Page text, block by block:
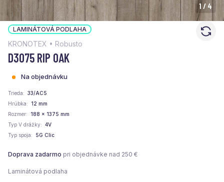
1/ 4
LAMINÁTOVÁ PODLAHA
KRONOTEX • Robusto
D3075 RIP OAK
Na objednávku
Trieda
33/AC5
Hrúbka
12 mm
Rozmer
188 x 1375 mm
Typ V drážky
4V
Typ spoja
5G Clic
Doprava zadarmo pri objednávke nad 250 €
Laminátová podlaha